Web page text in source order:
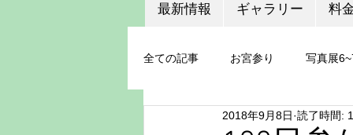
最新情報 ギャラリー 料
全ての記事 お宮参り 写真展
ちょうどいいプロ機材
2018年9月8日 読了時間: